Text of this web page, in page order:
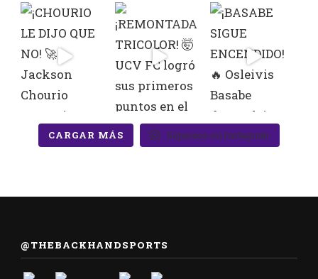
CARGAR MÁS Síguenos en Instagram
@THEBACKHANDSPORTS